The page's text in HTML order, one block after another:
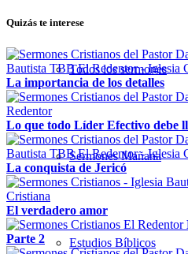
Todos los sermones
Sermones Mañana
Estudios Bíblicos
Quizás te interese
La importancia de los detalles
Lo que todo Líder Efectivo debe
La conquista de Jericó
El verdadero amor
Parte 2